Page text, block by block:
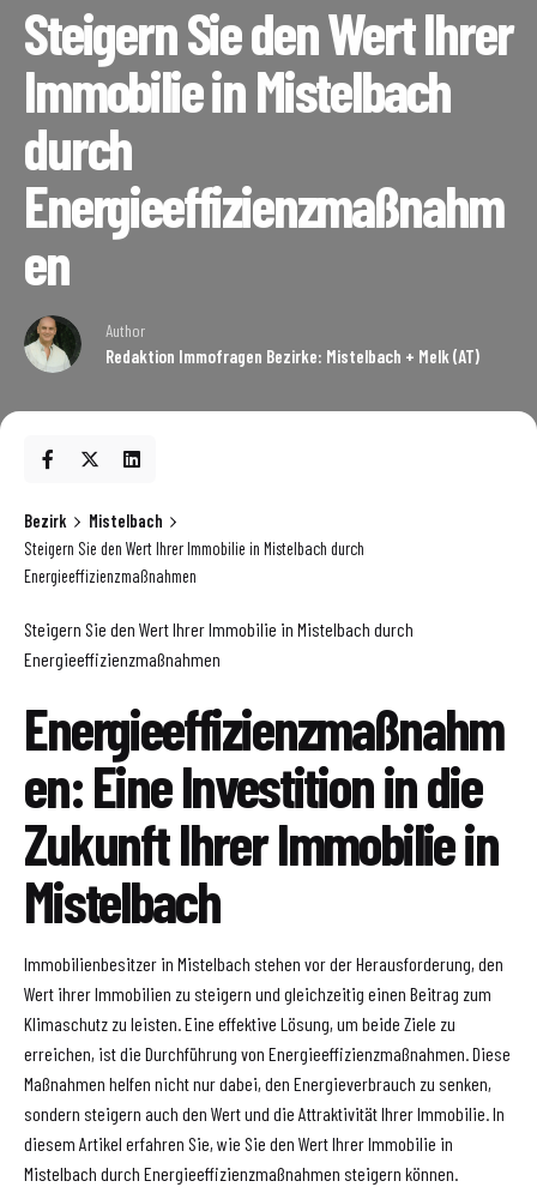
Steigern Sie den Wert Ihrer
Immobilie in Mistelbach
durch
Energieeffizienzmaßnahm
en
Author
Redaktion Immofragen Bezirke: Mistelbach + Melk (AT)
Bezirk
Mistelbach
Steigern Sie den Wert Ihrer Immobilie in Mistelbach durch
Energieeffizienzmaßnahmen
Steigern Sie den Wert Ihrer Immobilie in Mistelbach durch
Energieeffizienzmaßnahmen
Energieeffizienzmaßnahm
en: Eine Investition in die
Zukunft Ihrer Immobilie in
Mistelbach
Immobilienbesitzer in Mistelbach stehen vor der Herausforderung, den
Wert ihrer Immobilien zu steigern und gleichzeitig einen Beitrag zum
Klimaschutz zu leisten. Eine effektive Lösung, um beide Ziele zu
erreichen, ist die Durchführung von Energieeffizienzmaßnahmen. Diese
Maßnahmen helfen nicht nur dabei, den Energieverbrauch zu senken,
sondern steigern auch den Wert und die Attraktivität Ihrer Immobilie. In
diesem Artikel erfahren Sie, wie Sie den Wert Ihrer Immobilie in
Mistelbach durch Energieeffizienzmaßnahmen steigern können.